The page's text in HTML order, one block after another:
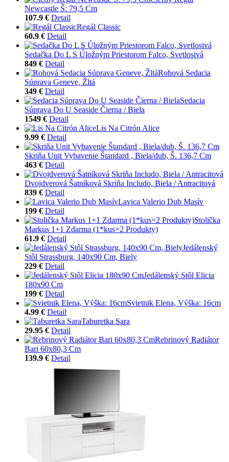
Newcastle Š: 79,5 Cm
107.9 € Detail
Regál Classic
60.9 € Detail
Sedačka Do L S Úložným Priestorom Falco, Svetlosivá
849 € Detail
Rohová Sedacia
Súprava Geneve, Žltá
349 € Detail
Sedacia
Súprava Do U Seaside Čierna / Biela
1549 € Detail
Lis Na Citrón Alice
9.99 € Detail
Skriňa Unit Vybavenie Štandard , Biela/dub, Š. 136,7 Cm
463 € Detail
Dvojdverová Šatníková Skriňa Includo, Biela / Antracitová
839 € Detail
Lavica Valerio Dub Masív
199 € Detail
Stolička
Markus 1+1 Zdarma (1*kus=2 Produkty)
61.9 € Detail
Jedálenský
Stôl Strassburg, 140x90 Cm, Biely
229 € Detail
Jedálenský Stôl Elicia
180x90 Cm
199 € Detail
Svietnik Elena, Výška: 16cm
4.99 € Detail
Taburetka Sara
29.95 € Detail
Rebrinový Radiátor
Bari 60x80,3 Cm
139.9 € Detail